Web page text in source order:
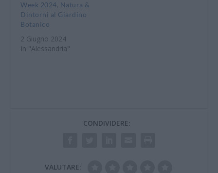
Week 2024, Natura &
Dintorni al Giardino
Botanico
2 Giugno 2024
In "Alessandria"
CONDIVIDERE:
VALUTARE: